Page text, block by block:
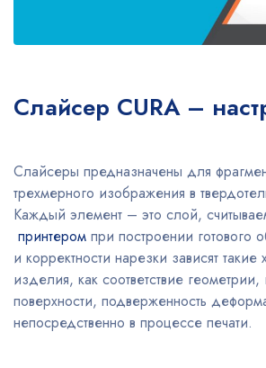
Слайсер CURA –
Слайсеры предназначены для
трехмерного изображения в
Каждый элемент – это слой,
принтером при построении готового
и корректности нарезки зависят такие
изделия, как соответствие геометрии,
поверхности, подверженность
непосредственно в процессе печати.